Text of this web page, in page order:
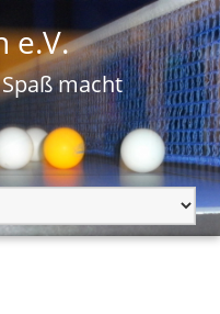
e.V.
macht